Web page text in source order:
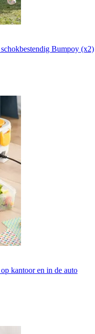
Bumpoy (x2)
kantoor en in de auto